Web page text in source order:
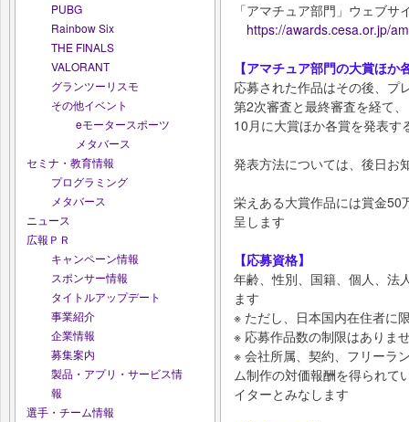
PUBG
Rainbow Six
THE FINALS
VALORANT
グランツーリスモ
その他イベント
eモータースポーツ
メタバース
セミナ・教育情報
プログラミング
メタバース
ニュース
広報ＰＲ
キャンペーン情報
スポンサー情報
タイトルアップデート
事業紹介
企業情報
募集案内
製品・アプリ・サービス情
報
選手・チーム情報
「アマチュア部門」ウェブサ
https://awards.cesa.or.jp/
【アマチュア部門の大賞ほ
応募された作品はその後、プ
第2次審査と最終審査を経て、
10月に大賞ほか各賞を発表す
発表方法については、後日お
栄えある大賞作品には賞金50
呈します
【応募資格】
年齢、性別、国籍、個人、法
ます
※ ただし、日本国内在住者に
※ 応募作品数の制限はありま
※ 会社所属、契約、フリーラ
ム制作の対価報酬を得られて
イターとみなします